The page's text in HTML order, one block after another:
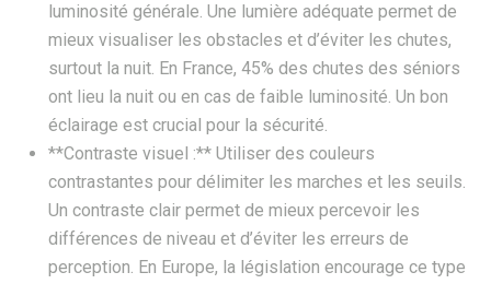
luminosité générale. Une lumière adéquate permet de
mieux visualiser les obstacles et d’éviter les chutes,
surtout la nuit. En France, 45% des chutes des séniors
ont lieu la nuit ou en cas de faible luminosité. Un bon
éclairage est crucial pour la sécurité.
**Contraste visuel :** Utiliser des couleurs
contrastantes pour délimiter les marches et les seuils.
Un contraste clair permet de mieux percevoir les
différences de niveau et d’éviter les erreurs de
perception. En Europe, la législation encourage ce type